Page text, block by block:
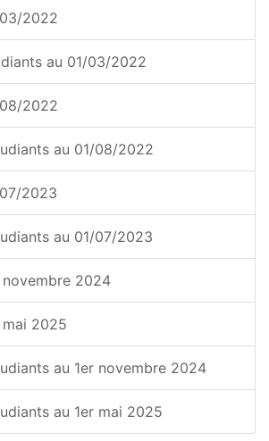
2022
au 01/03/2022
2022
au 01/08/2022
2023
au 01/07/2023
novembre 2024
mai 2025
au 1er novembre 2024
au 1er mai 2025